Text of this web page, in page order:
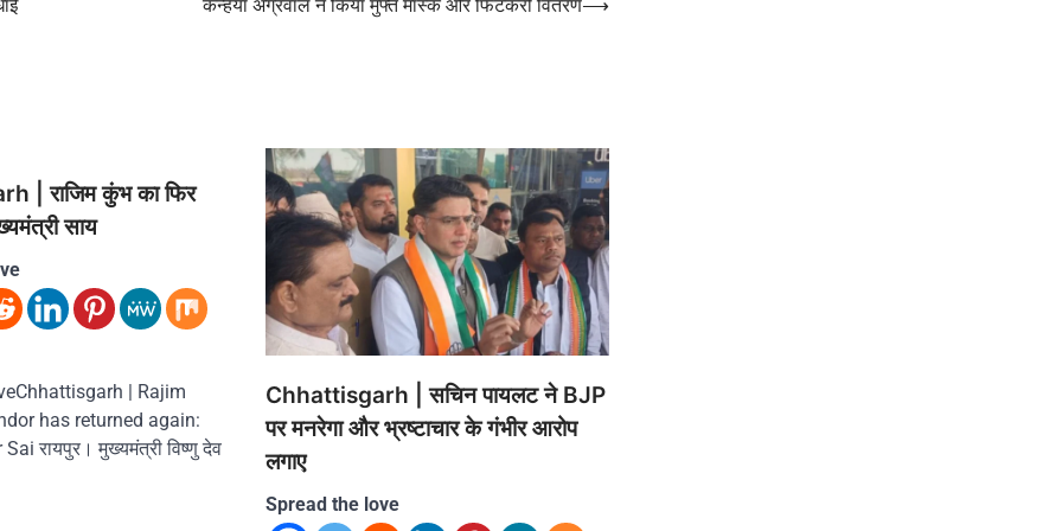
कन्हैया अग्रवाल ने किया मुफ्त मास्क और फिटकरी वितरण⟶
| राजिम कुंभ का फिर
साय
| Rajim
has returned again:
रायपुर। मुख्यमंत्री विष्णु देव
Chhattisgarh | सचिन पायलट ने BJP
पर मनरेगा और भ्रष्टाचार के गंभीर आरोप
लगाए
Spread the love